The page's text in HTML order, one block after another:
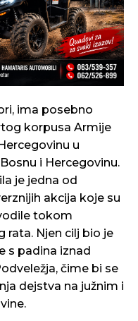
ima posebno
korpusa Armije
u
i Hercegovinu.
je jedna od
akcija koje su
tokom
Njen cilj bio je
s padina iznad
čime bi se
dejstva na južnim i